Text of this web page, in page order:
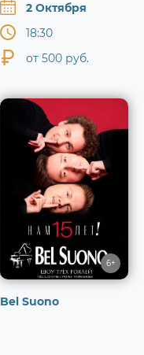
2 Октября
18:30
от 500 руб.
6+
Bel Suono